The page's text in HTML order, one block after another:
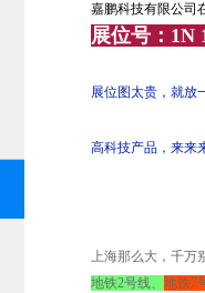
嘉鹏科技有限公司
展位号：1N
展位图太贵，就放
高科技产品，来来
上海那么大，千万
地铁2号线、 地铁7